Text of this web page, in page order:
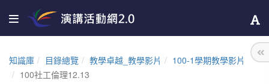
知識庫 目錄總覽 教學卓越_教學影片
100-1學期教學影片
100社工倫理12.13